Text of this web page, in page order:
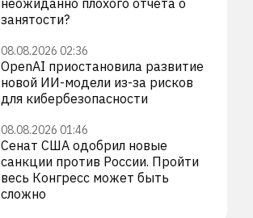
неожиданно плохого отчета о
занятости?
08.08.2026 02:36
OpenAI приостановила развитие
новой ИИ-модели из-за рисков
для кибербезопасности
08.08.2026 01:46
Сенат США одобрил новые
санкции против России. Пройти
весь Конгресс может быть
сложно